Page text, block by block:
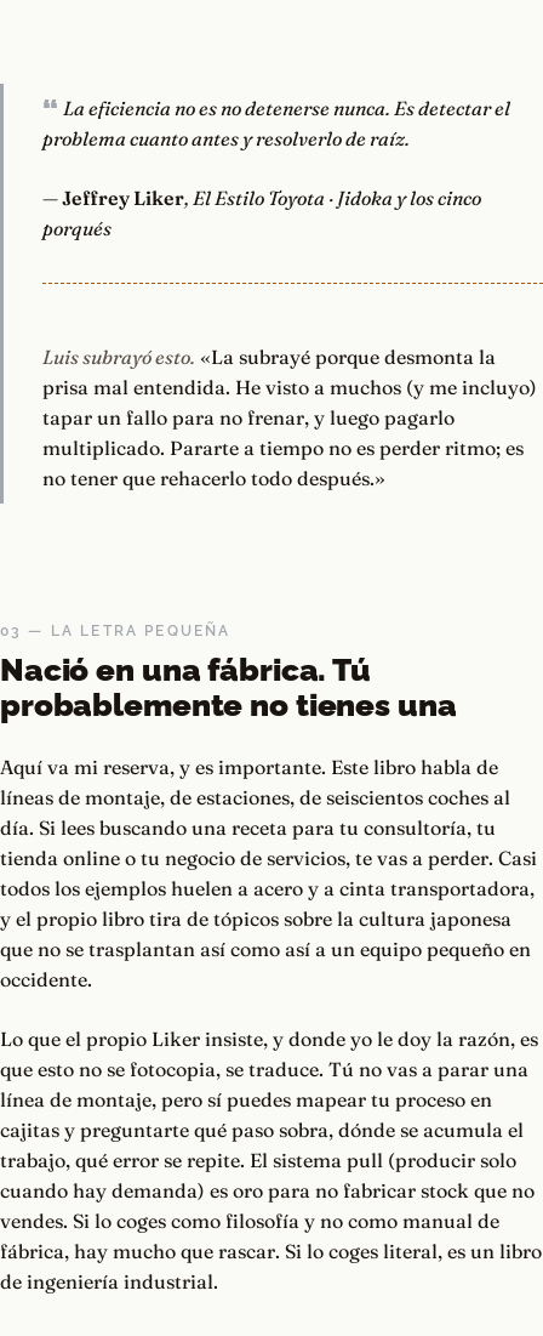
La eficiencia no es no detenerse nunca. Es detectar el
problema cuanto antes y resolverlo de raíz.
—Jeffrey Liker, El Estilo Toyota · Jidoka y los cinco
porqués
Luis subrayó esto. «La subrayé porque desmonta la
prisa mal entendida. He visto a muchos (y me incluyo)
tapar un fallo para no frenar, y luego pagarlo
multiplicado. Pararte a tiempo no es perder ritmo; es
no tener que rehacerlo todo después.»
03 — LA LETRA PEQUEÑA
Nació en una fábrica. Tú
probablemente no tienes una
Aquí va mi reserva, y es importante. Este libro habla de
líneas de montaje, de estaciones, de seiscientos coches al
día. Si lees buscando una receta para tu consultoría, tu
tienda online o tu negocio de servicios, te vas a perder. Casi
todos los ejemplos huelen a acero y a cinta transportadora,
y el propio libro tira de tópicos sobre la cultura japonesa
que no se trasplantan así como así a un equipo pequeño en
occidente.
Lo que el propio Liker insiste, y donde yo le doy la razón, es
que esto no se fotocopia, se traduce. Tú no vas a parar una
línea de montaje, pero sí puedes mapear tu proceso en
cajitas y preguntarte qué paso sobra, dónde se acumula el
trabajo, qué error se repite. El sistema pull (producir solo
cuando hay demanda) es oro para no fabricar stock que no
vendes. Si lo coges como filosofía y no como manual de
fábrica, hay mucho que rascar. Si lo coges literal, es un libro
de ingeniería industrial.